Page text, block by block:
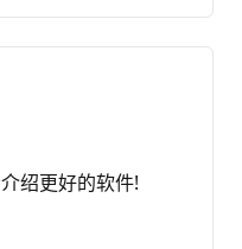
绍更好的软件!